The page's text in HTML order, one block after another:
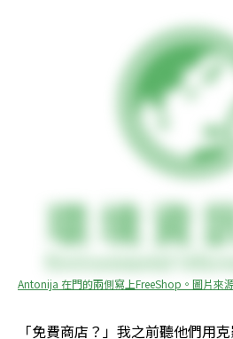
Antonija 在門的兩側寫上FreeShop。圖片來
「免費商店？」我之前聽他們用